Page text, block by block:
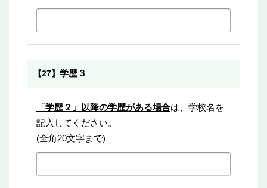
【27】 学歴３
「学歴２」以降の学歴がある場合は、学校名を
記入してください。
(全角20文字まで)